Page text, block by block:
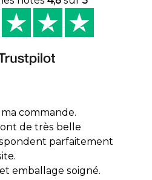
chaque intérieur et
design, lampes
contemporaines ou
pièce est choisie
qualité de fabrication et
unique.
beau luminaire ne sert pas
Il participe pleinement
à l’élégance d’un lieu.
commande.
de très belle
parfaitement
emballage soigné.